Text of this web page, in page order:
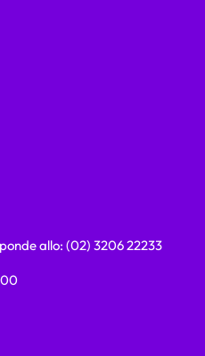
allo: (02) 3206 22233